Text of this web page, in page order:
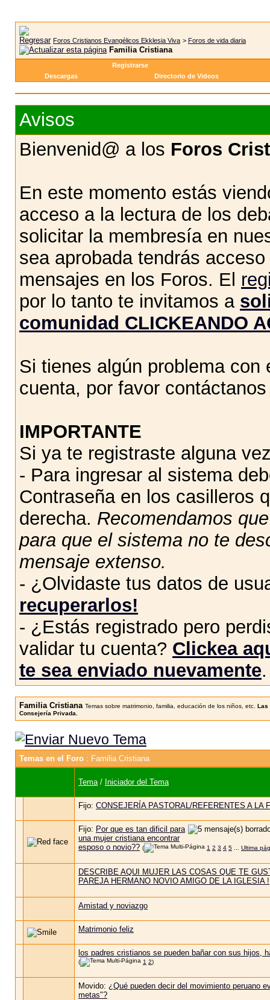
Foros Cristianos Evangélicos Ekklesia Viva > Foros de vida diaria
Familia Cristiana
Registrarse
Descargas
Directorio de Videos
Avisos
Bienvenid@ a los Foros
En este momento estás
acceso a la lectura de los
solicitar la membresía en
sea aprobada tendrás
mensajes en los Foros. El
por lo tanto te invitamos a
comunidad CLICKEANDO
Si tienes algún problema
cuenta, por favor
IMPORTANTE
Si ya te registraste alguna
- Para ingresar al sistema
Contraseña en los casilleros
derecha. Recomendamos
para que el sistema no te
mensaje extenso.
- ¿Olvidaste tus datos de
recuperarlos!
- ¿Estás registrado pero
validar tu cuenta? Clickea
te sea enviado nuevamente.
Familia Cristiana Temas sobre matrimonio, familia, educación de los niños, etc. Las
Consejería Privada.
Temas en el Foro : Familia Cristiana
Tema/ Iniciador del Tema
Fijo: CONSEJERÍA PASTORAL/REFERENTES A LA
Fijo: Por que es tan dificil para
una mujer cristiana encontrar
esposo o novio?? ( 1 2 3 4 5 Ultima
DESCRIBE AQUI MUJER LAS COSAS QUE TE
PAREJA HERMANO NOVIO AMIGO DE LA IGLESIA !
Amistad y noviazgo
Matrimonio feliz
los padres cristianos se pueden bañar con sus hijos,
( 1 2)
Movido: ¿Qué pueden decir del movimiento peruano
metas"?